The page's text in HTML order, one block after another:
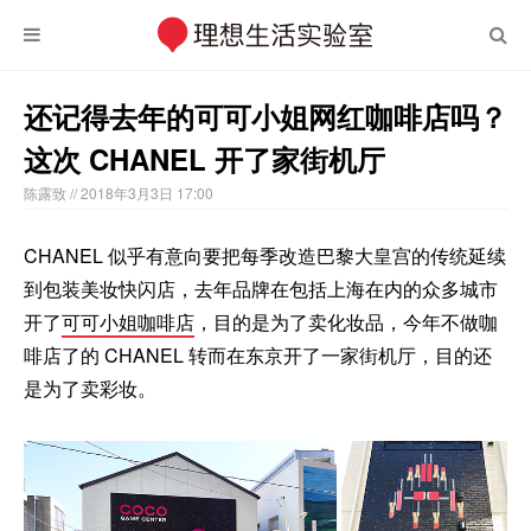
还记得去年的可可小姐网红咖啡店吗？
这次 CHANEL 开了家街机厅
陈露致// 2018年3月3日 17:00
CHANEL 似乎有意向要把每季改造巴黎大皇宫的传统延续
到包装美妆快闪店，去年品牌在包括上海在内的众多城市
开了可可小姐咖啡店 ，目的是为了卖化妆品，今年不做咖
啡店了的 CHANEL 转而在东京开了一家街机厅，目的还
是为了卖彩妆。